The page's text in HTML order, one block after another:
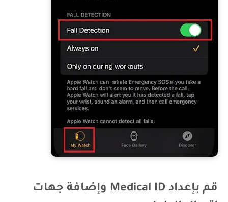
قم بإعداد Medical ID وإضافة جهات